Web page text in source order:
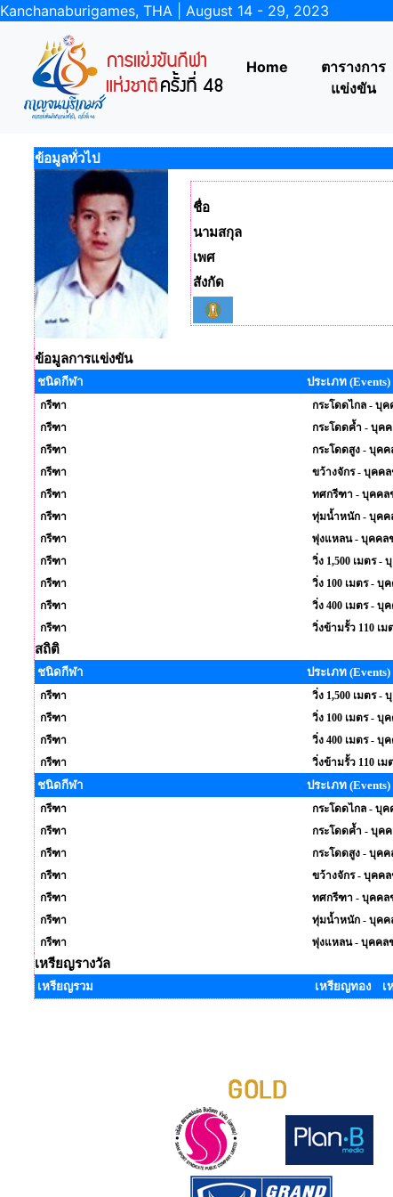
Kanchanaburigames, THA | August 14 - 29, 2023
Home
ตารางการ
แข่งขัน
ข้อมูลทั่วไป
ชื่อ
นามสกุล
เพศ
สังกัด
ข้อมูลการแข่งขัน
ชนิดกีฬา ประเภท (Events)
กรีฑา
กระโดดไกล - บุ
กรีฑา
กระโดดค้ำ - บุค
กรีฑา
กระโดดสูง - บุค
กรีฑา
ขว้างจักร - บุคค
กรีฑา
ทศกรีฑา - บุคคล
กรีฑา
ทุ่มน้ำหนัก - บุคค
กรีฑา
พุ่งแหลน - บุคคล
กรีฑา
วิ่ง 1,500 เมตร -
กรีฑา
วิ่ง 100 เมตร - บุ
กรีฑา
วิ่ง 400 เมตร - บุ
กรีฑา
วิ่งข้ามรั้ว 110 เ
สถิติ
ชนิดกีฬา ประเภท (Events)
กรีฑา วิ่ง 1,500 เมตร -
กรีฑา
วิ่ง 100 เมตร - บุ
กรีฑา
วิ่ง 400 เมตร - บุ
กรีฑา
วิ่งข้ามรั้ว 110 เ
ชนิดกีฬา ประเภท (Events)
กรีฑา กระโดดไกล - บุ
กรีฑา
กระโดดค้ำ - บุค
กรีฑา
กระโดดสูง - บุค
กรีฑา
ขว้างจักร - บุคค
กรีฑา
ทศกรีฑา - บุคคล
กรีฑา
ทุ่มน้ำหนัก - บุคค
กรีฑา
พุ่งแหลน - บุคคล
เหรียญรางวัล
เหรียญรวม เหรียญทอง เ